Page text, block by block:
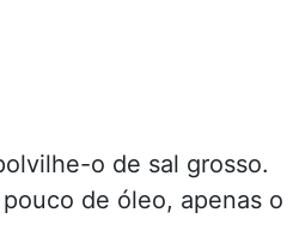
o de sal grosso.
de óleo, apenas o